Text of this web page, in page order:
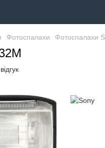
Фотоспалахи Фотоспалахи